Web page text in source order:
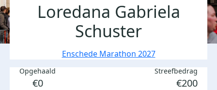
Loredana Gabriela
Schuster
Enschede Marathon 2027
Opgehaald
€0
Streefbedrag
€200